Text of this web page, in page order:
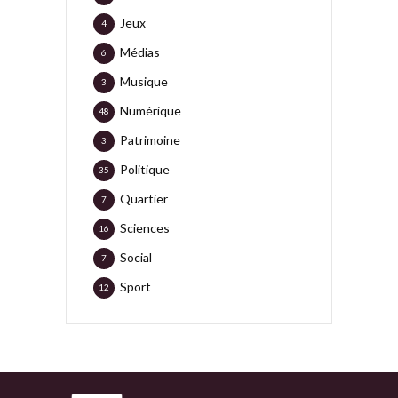
Jeux
4
Médias
6
Musique
3
Numérique
48
Patrimoine
3
Politique
35
Quartier
7
Sciences
16
Social
7
Sport
12